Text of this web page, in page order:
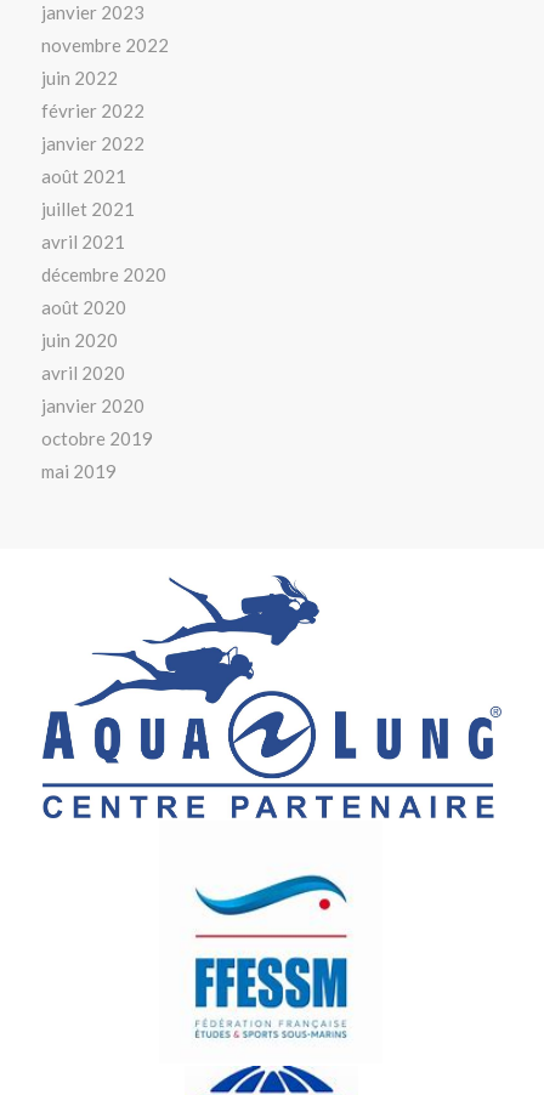
janvier 2023
novembre 2022
juin 2022
février 2022
janvier 2022
août 2021
juillet 2021
avril 2021
décembre 2020
août 2020
juin 2020
avril 2020
janvier 2020
octobre 2019
mai 2019